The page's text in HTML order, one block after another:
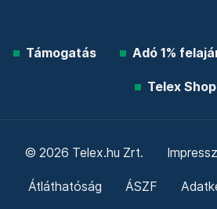
Támogatás Adó 1%
Telex Shop
© 2026 Telex.hu Zrt.
Átláthatóság ÁSZF